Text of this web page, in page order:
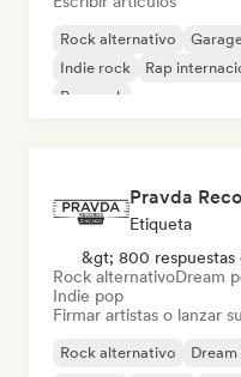
Rock alternativo
Indie rock
Rap
Pop rock
Pravda
Etiqueta
&gt; 800 respuestas
Rock alternativoDream
Indie pop
Firmar artistas o lanzar
Rock alternativo